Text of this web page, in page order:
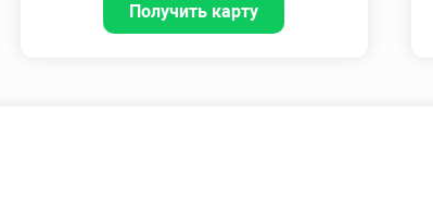
Получить карту